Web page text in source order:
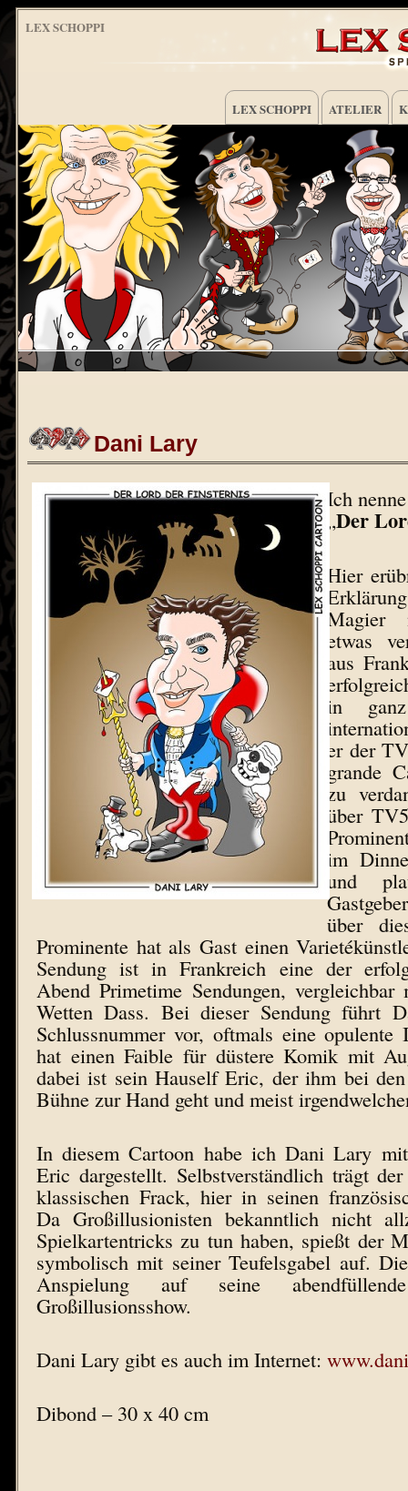
LEX SCHOPPI
LEX SCHOPPI ATELIER
Dani Lary
Ich
„Der
Hier
Magier
etwas
aus
in
er der
grande
zu
über
im
und
über
Prominente hat als Gast einen
Sendung ist in Frankreich eine der
Abend Primetime Sendungen, vergleichbar
Wetten Dass. Bei dieser Sendung führt
Schlussnummer vor, oftmals eine
hat einen Faible für düstere Komik mit
dabei ist sein Hauself Eric, der ihm bei
Bühne zur Hand geht und meist
In diesem Cartoon habe ich Dani Lary
Eric dargestellt. Selbstverständlich trägt
klassischen Frack, hier in seinen
Da Großillusionisten bekanntlich nicht
Spielkartentricks zu tun haben, spießt der
symbolisch mit seiner Teufelsgabel auf.
Anspielung auf seine
Großillusionsshow.
Dani Lary gibt es auch im Internet:
Dibond – 30 x 40 cm